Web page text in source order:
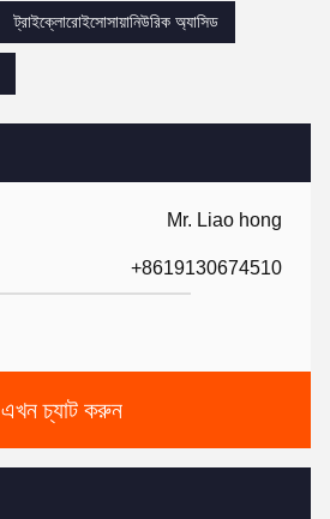
Mr. Liao hong
+8619130674510
এখন চ্যাট করুন
ট্রাইক্লোরোইসোসায়ানিউরিক অ্যাসিড